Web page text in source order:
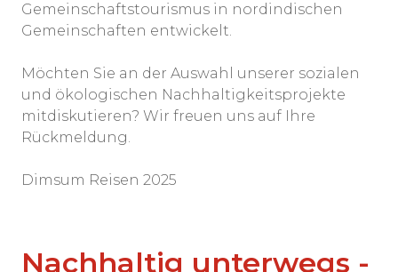
Gemeinschaftstourismus in nordindischen
Gemeinschaften entwickelt.
Möchten Sie an der Auswahl unserer sozialen
und ökologischen Nachhaltigkeitsprojekte
mitdiskutieren? Wir freuen uns auf Ihre
Rückmeldung.
Dimsum Reisen 2025
Nachhaltig unterwegs -